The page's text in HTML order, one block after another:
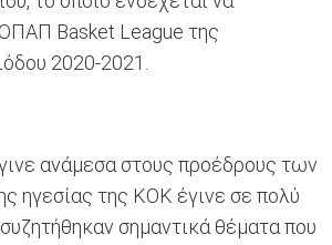
Basket League της
2020-2021.
ανάμεσα στους προέδρους των
ηγεσίας της ΚΟΚ έγινε σε πολύ
σημαντικά θέματα που